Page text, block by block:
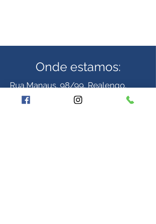
Onde estamos:
Rua Manaus, 98/99, Realengo,
Rio de Janeiro - RJ